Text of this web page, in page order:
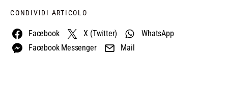
CONDIVIDI ARTICOLO
Facebook X (Twitter)
WhatsApp
Facebook Messenger
Mail